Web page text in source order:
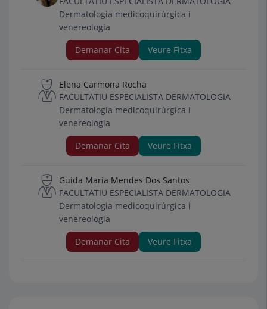
Dermatologia medicoquirúrgica i
venereologia
Demanar Cita
Veure Fitxa
Elena Carmona Rocha
FACULTATIU ESPECIALISTA DERMATOLOGIA
Dermatologia medicoquirúrgica i
venereologia
Demanar Cita
Veure Fitxa
Guida María Mendes Dos Santos
FACULTATIU ESPECIALISTA DERMATOLOGIA
Dermatologia medicoquirúrgica i
venereologia
Demanar Cita
Veure Fitxa